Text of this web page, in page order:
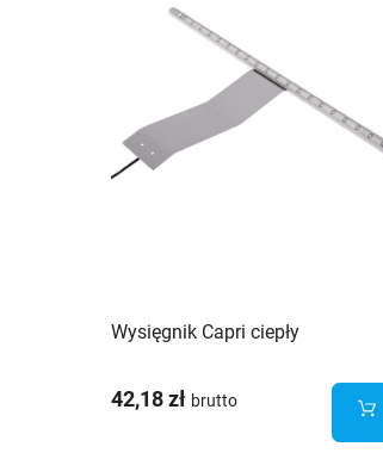
Wysięgnik Capri ciepły
42,18 zł brutto